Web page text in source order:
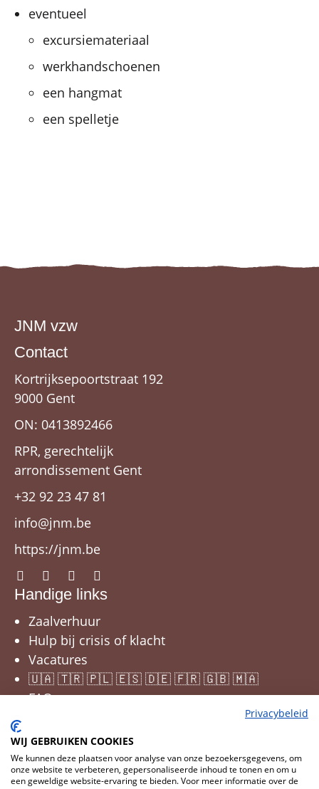
eventueel
excursiemateriaal
werkhandschoenen
een hangmat
een spelletje
JNM vzw
Contact
Kortrijksepoortstraat 192
9000 Gent
ON: 0413892466
RPR, gerechtelijk
arrondissement Gent
+32 92 23 47 81
info@jnm.be
https://jnm.be
Handige links
Zaalverhuur
Hulp bij crisis of klacht
Vacatures
🇺🇦 🇹🇷 🇵🇱 🇪🇸 🇩🇪 🇫🇷 🇬🇧 🇲🇦
FAQ
Privacybeleid
WIJ GEBRUIKEN COOKIES
We kunnen deze plaatsen voor analyse van onze bezoekersgegevens, om
onze website te verbeteren, gepersonaliseerde inhoud te tonen en om u
een geweldige website-ervaring te bieden. Voor meer informatie over de